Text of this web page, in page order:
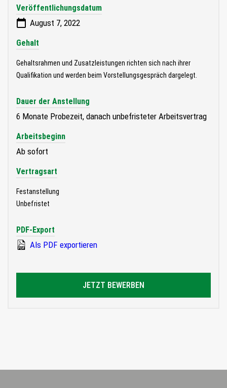
Veröffentlichungsdatum
August 7, 2022
Gehalt
Gehaltsrahmen und Zusatzleistungen richten sich nach ihrer
Qualifikation und werden beim Vorstellungsgespräch dargelegt.
Dauer der Anstellung
6 Monate Probezeit, danach unbefristeter Arbeitsvertrag
Arbeitsbeginn
Ab sofort
Vertragsart
Festanstellung
Unbefristet
PDF-Export
Als PDF exportieren
JETZT BEWERBEN